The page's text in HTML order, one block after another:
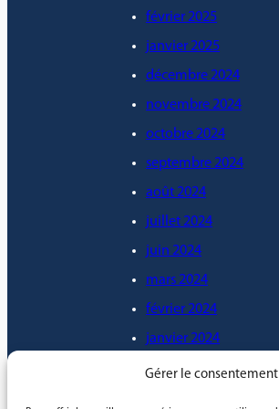
Gérer le consentement
février 2025
janvier 2025
décembre 2024
novembre 2024
octobre 2024
septembre 2024
août 2024
juillet 2024
juin 2024
mars 2024
février 2024
janvier 2024
décembre 2023